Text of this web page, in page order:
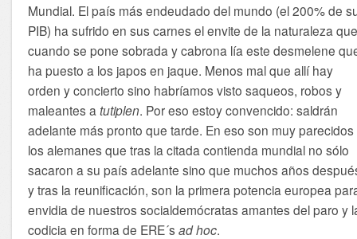
Mundial. El país más endeudado del mundo (el 200% de
PIB) ha sufrido en sus carnes el envite de la naturaleza
cuando se pone sobrada y cabrona lía este desmelene
ha puesto a los japos en jaque. Menos mal que allí hay
orden y concierto sino habríamos visto saqueos, robos y
maleantes atutiplen. Por eso estoy convencido: saldrán
adelante más pronto que tarde. En eso son muy parecidos
los alemanes que tras la citada contienda mundial no sólo
sacaron a su país adelante sino que muchos años
y tras la reunificación, son la primera potencia europea
envidia de nuestros socialdemócratas amantes del paro y
codicia en forma de ERE´sad hoc.